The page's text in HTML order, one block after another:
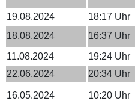
19.08.2024 18:17 Uhr
18.08.2024
16:37 Uhr
11.08.2024
19:24 Uhr
22.06.2024
20:34 Uhr
16.05.2024 10:20 Uhr